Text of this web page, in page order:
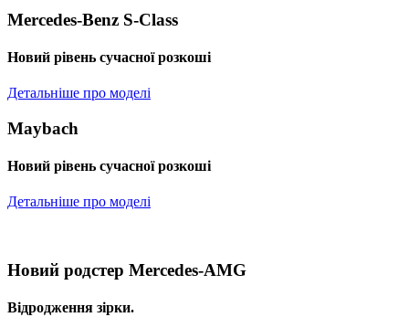
Mercedes-Benz S-Class
Новий рівень сучасної розкоші
Детальніше про моделі
Maybach
Новий рівень сучасної розкоші
Детальніше про моделі
Новий родстер Mercedes-AMG
Відродження зірки.